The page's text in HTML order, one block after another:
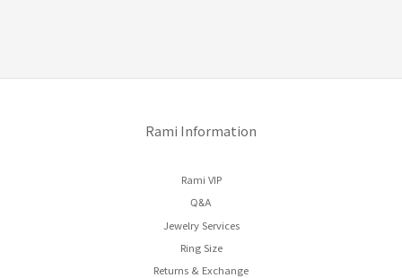
Rami Information
Rami VIP
Q&A
Jewelry Services
Ring Size
Returns & Exchange